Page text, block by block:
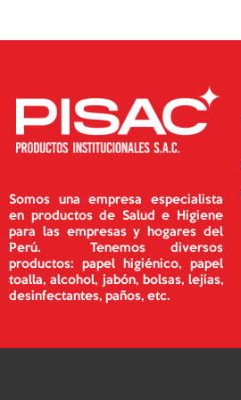
Somos una empresa especialista
en productos de Salud e Higiene
para las empresas y hogares del
Perú. Tenemos diversos
productos: papel higiénico, papel
toalla, alcohol, jabón, bolsas, lejías,
desinfectantes, paños, etc.